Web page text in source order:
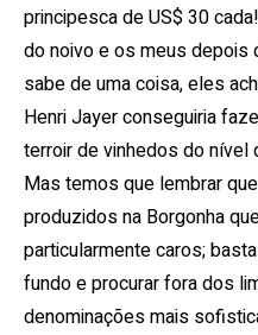
principesca de US$ 30 cada!
do noivo e os meus depois
sabe de uma coisa, eles
Henri Jayer conseguiria
terroir de vinhedos do nível
Mas temos que lembrar
produzidos na Borgonha
particularmente caros;
fundo e procurar fora dos
denominações mais